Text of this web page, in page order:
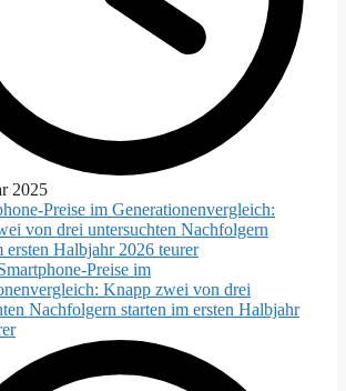
2025
Preise im
Knapp zwei von drei
Nachfolgern starten im ersten Halbjahr